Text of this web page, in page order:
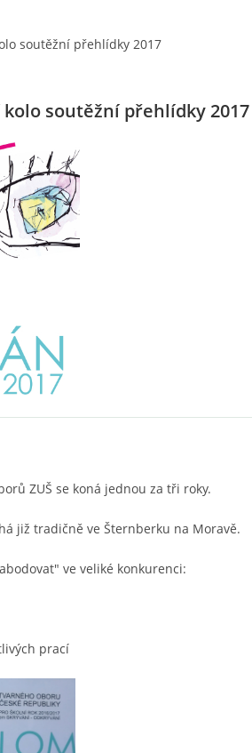
soutěžní přehlídky 2017
soutěžní přehlídky 2017
ZUŠ se koná jednou za tři roky.
již tradičně ve Šternberku na Moravě.
ve veliké konkurenci:
prací